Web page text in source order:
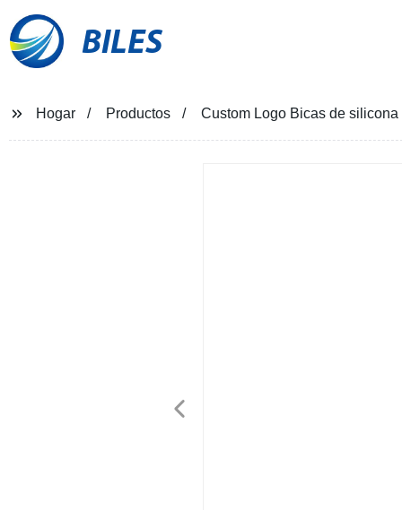
BILES
Hogar Productos Custom Logo Bicas de